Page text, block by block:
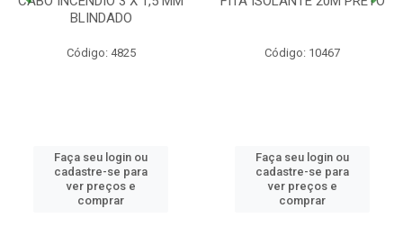
BLINDADO
Código: 4825
Faça seu login ou
cadastre-se para
ver preços e
comprar
Código: 10467
Faça seu login ou
cadastre-se para
ver preços e
comprar